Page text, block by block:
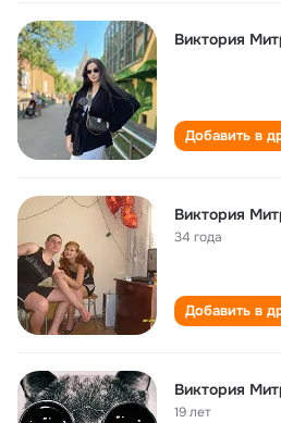
Виктория
Добавить в
Виктория
34 года
Добавить в
Виктория
19 лет